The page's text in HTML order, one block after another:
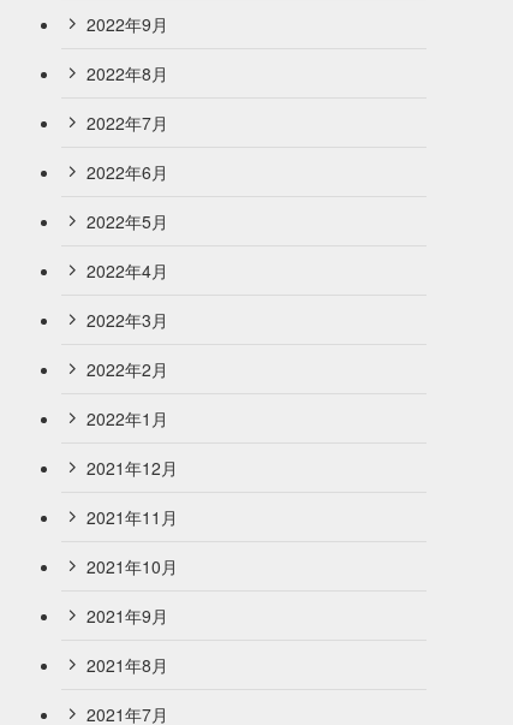
2022年9月
2022年8月
2022年7月
2022年6月
2022年5月
2022年4月
2022年3月
2022年2月
2022年1月
2021年12月
2021年11月
2021年10月
2021年9月
2021年8月
2021年7月